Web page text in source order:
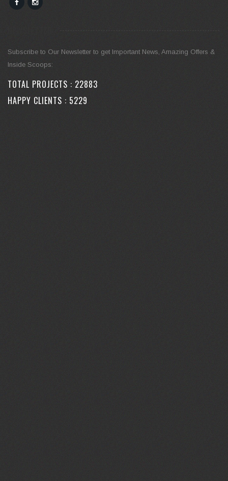
Subscribe to Our Newsletter to get Important News, Amazing Offers &
Inside Scoops:
TOTAL PROJECTS : 27630
HAPPY CLIENTS : 6312